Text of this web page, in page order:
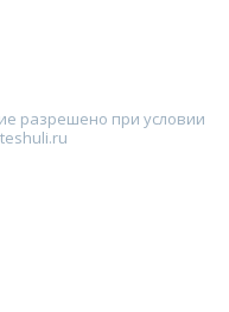
разрешено при условии